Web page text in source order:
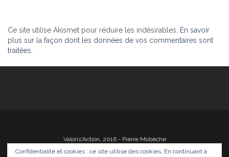
Ce site utilise Akismet pour réduire les indésirables. En savoir
plus sur la façon dont les données de vos commentaires sont
traitées
Valoris'Action, 2016 - Pierre Mobèche
Confidentialité et cookies : ce site utilise des cookies. En continuant à